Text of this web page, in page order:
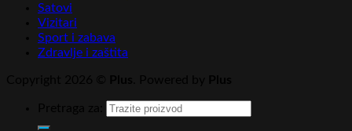
Satovi
Vizitari
Sport i zabava
Zdravlje i zaštita